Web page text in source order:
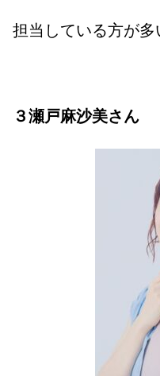
担当している方が多
３瀬戸麻沙美さん